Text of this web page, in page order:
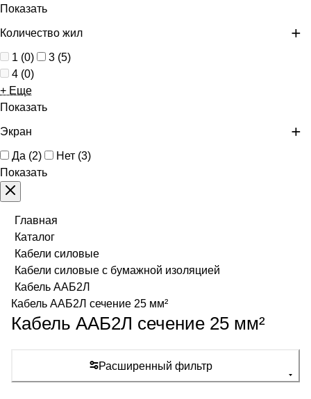
Показать
Количество жил
1 (0) 3 (5)
4 (0)
+ Еще
Показать
Экран
Да (2) Нет (3)
Показать
Главная
Каталог
Кабели силовые
Кабели силовые с бумажной изоляцией
Кабель ААБ2Л
Кабель ААБ2Л сечение 25 мм²
Кабель ААБ2Л сечение 25 мм²
Расширенный фильтр